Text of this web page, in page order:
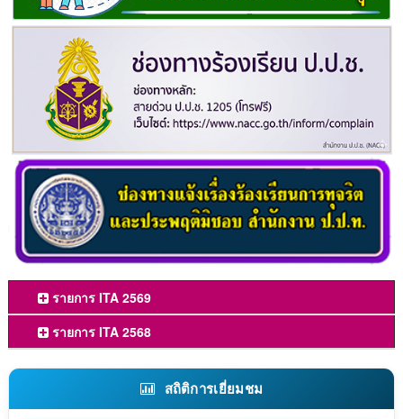
รายการ ITA 2569
รายการ ITA 2568
สถิติการเยี่ยมชม